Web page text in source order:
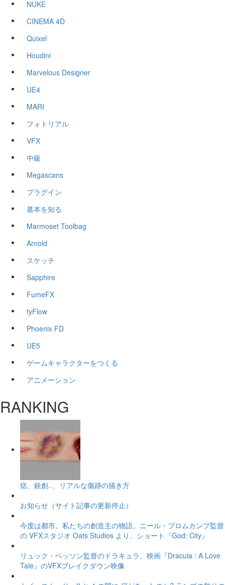
NUKE
CINEMA 4D
Quixel
Houdini
Marvelous Designer
UE4
MARI
フォトリアル
VFX
中級
Megascans
プラグイン
基本を知る
Marmoset Toolbag
Arnold
スケッチ
Sapphire
FumeFX
tyFlow
Phoenix FD
UE5
ゲームキャラクターをつくる
アニメーション
RANKING
痣、銃創..、リアルな傷跡の描き方
お知らせ（サイト記事の更新停止）
今度は都市。私たちの創造主の物語。ニール・ブロムカンプ監督
の VFXスタジオ Oats Studios より、ショート『God: City』
リュック・ベッソン監督のドラキュラ。映画『Dracula : A Love
Tale』のVFXブレイクダウン映像